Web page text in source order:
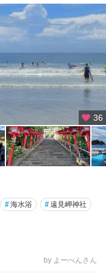
36
#海水浴 #遠見岬神社
by よーべんさん